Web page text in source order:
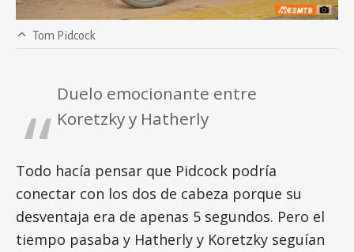
Tom Pidcock
Duelo emocionante entre
Koretzky y Hatherly
Todo hacía pensar que Pidcock podría
conectar con los dos de cabeza porque su
desventaja era de apenas 5 segundos. Pero el
tiempo pasaba y Hatherly y Koretzky seguían